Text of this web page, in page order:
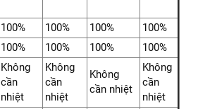
100% 100% 100%
100%
100% 100% 100% 100%
Không
cần
nhiệt
Không
cần
nhiệt
Không
cần nhiệt
Không
cần
nhiệt